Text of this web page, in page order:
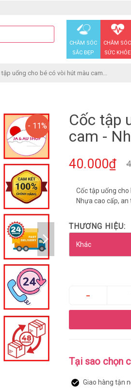
CHĂM SÓC
SẮC ĐẸP
CHĂM SÓC
SỨC KHỎE
tập uống cho bé có vòi hút màu cam...
- 11%
Cốc tập
cam -
40.000₫
Cốc tập uống
Nhựa cao cấp,
THƯƠNG HIỆU:
Tại sao chọn
Giao hàng tận